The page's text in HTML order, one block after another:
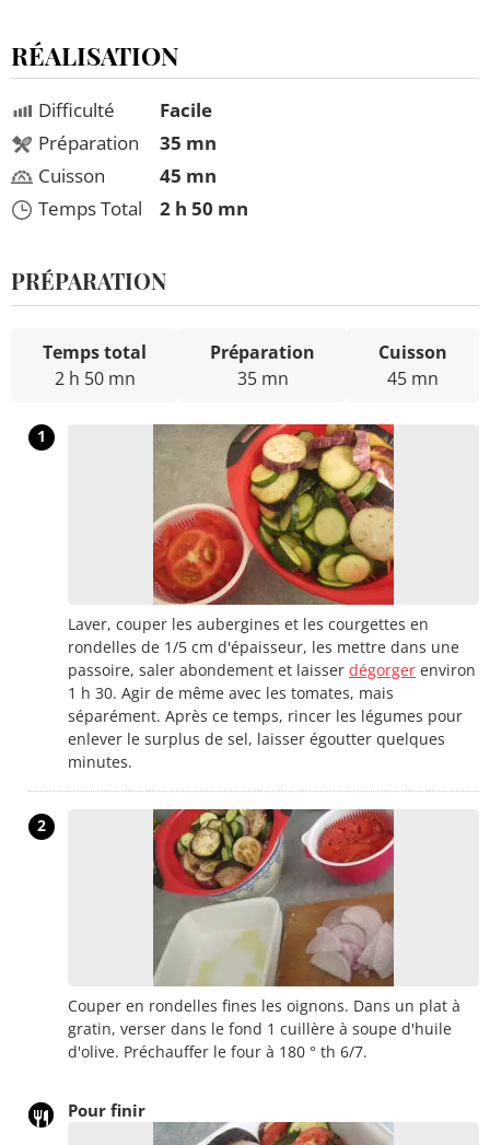
RÉALISATION
Difficulté
Préparation
Cuisson
Temps Total
Facile
35 mn
45 mn
2 h 50 mn
PRÉPARATION
Temps total
2 h 50 mn
Préparation
35 mn
Cuisson
45 mn
1
Laver, couper les aubergines et les courgettes en
rondelles de 1/5 cm d'épaisseur, les mettre dans une
passoire, saler abondement et laisser dégorger environ
1 h 30. Agir de même avec les tomates, mais
séparément. Après ce temps, rincer les légumes pour
enlever le surplus de sel, laisser égoutter quelques
minutes.
2
Couper en rondelles fines les oignons. Dans un plat à
gratin, verser dans le fond 1 cuillère à soupe d'huile
d'olive. Préchauffer le four à 180 ° th 6/7.
Pour finir